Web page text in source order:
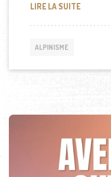
LIRE LA SUITE
ALPINISME